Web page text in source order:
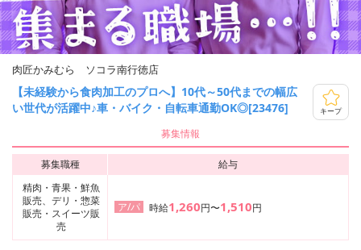
肉匠かみむら ソコラ南行徳店
【未経験から食肉加工のプロへ】10代～50代までの幅広
い世代が活躍中♪車・バイク・自転車通勤OK◎[23476]
キープ
募集情報
募集職種
給与
精肉・青果・鮮魚
販売、デリ・惣菜
販売・スイーツ販
売
ア/パ 時給1,260円〜1,510円